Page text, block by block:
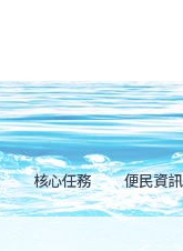
核心任務 便民資訊